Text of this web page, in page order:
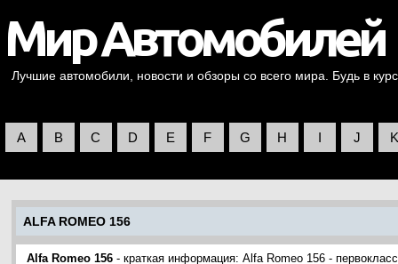
Лучшие автомобили, новости и обзоры со всего мира. Будь в
A B C D E F G H I J K
ALFA ROMEO 156
Alfa Romeo 156 - краткая информация: Alfa Romeo 156 -